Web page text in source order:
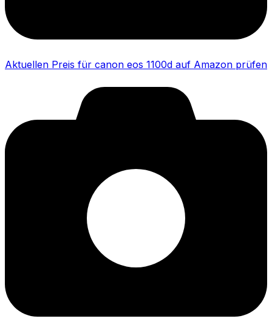
Aktuellen Preis für canon eos 1100d auf Amazon prüfen